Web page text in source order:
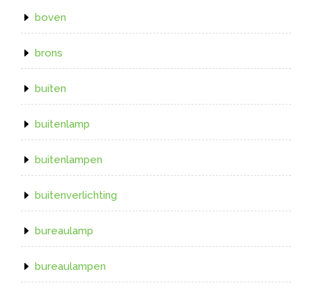
boven
brons
buiten
buitenlamp
buitenlampen
buitenverlichting
bureaulamp
bureaulampen